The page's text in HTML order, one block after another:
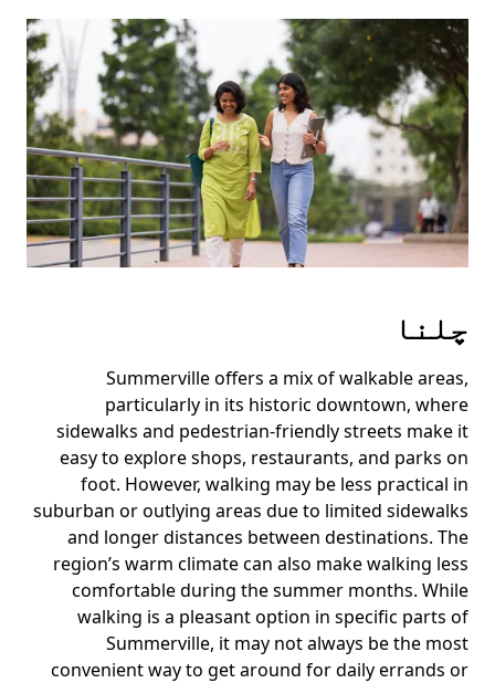
چلنا
Summerville offers a mix of walkable areas,
particularly in its historic downtown, where
sidewalks and pedestrian-friendly streets make it
easy to explore shops, restaurants, and parks on
foot. However, walking may be less practical in
suburban or outlying areas due to limited sidewalks
and longer distances between destinations. The
region’s warm climate can also make walking less
comfortable during the summer months. While
walking is a pleasant option in specific parts of
Summerville, it may not always be the most
convenient way to get around for daily errands or